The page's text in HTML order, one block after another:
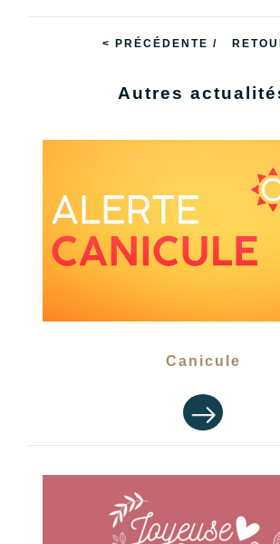
< PRÉCÉDENTE /
Autres
Canicule